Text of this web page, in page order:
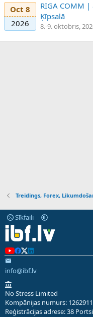
Oct 8
2026
RIGA COMM
Ķīpsalā
8.-9. oktobris,
Treidings, Forex,
Sīkfaili
info@ibf.lv
No Stress Limited
Kompānijas numurs:
Reģistrācijas adrese: 38